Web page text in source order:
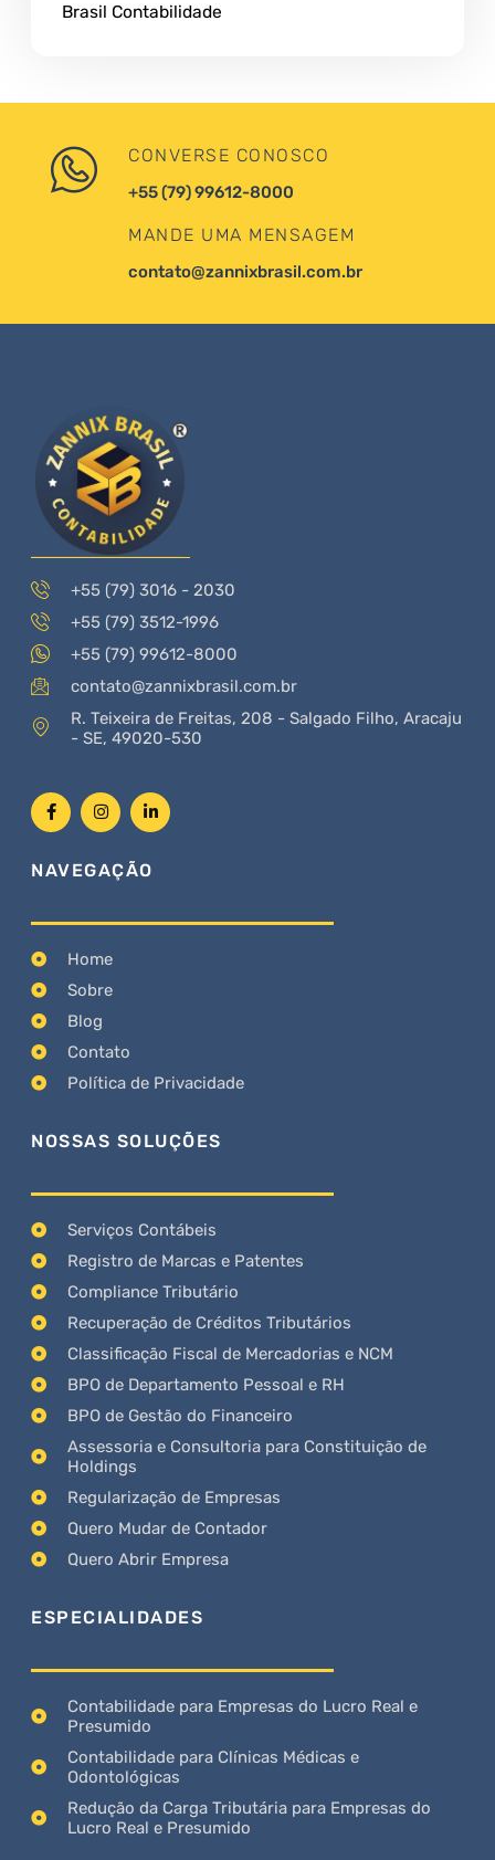
Brasil Contabilidade
CONVERSE CONOSCO
+55 (79) 99612-8000
MANDE UMA MENSAGEM
contato@zannixbrasil.com.br
+55 (79) 3016 - 2030
+55 (79) 3512-1996
+55 (79) 99612-8000
contato@zannixbrasil.com.br
R. Teixeira de Freitas, 208 - Salgado Filho, Aracaju
- SE, 49020-530
NAVEGAÇÃO
Home
Sobre
Blog
Contato
Política de Privacidade
NOSSAS SOLUÇÕES
Serviços Contábeis
Registro de Marcas e Patentes
Compliance Tributário
Recuperação de Créditos Tributários
Classificação Fiscal de Mercadorias e NCM
BPO de Departamento Pessoal e RH
BPO de Gestão do Financeiro
Assessoria e Consultoria para Constituição de
Holdings
Regularização de Empresas
Quero Mudar de Contador
Quero Abrir Empresa
ESPECIALIDADES
Contabilidade para Empresas do Lucro Real e
Presumido
Contabilidade para Clínicas Médicas e
Odontológicas
Redução da Carga Tributária para Empresas do
Lucro Real e Presumido